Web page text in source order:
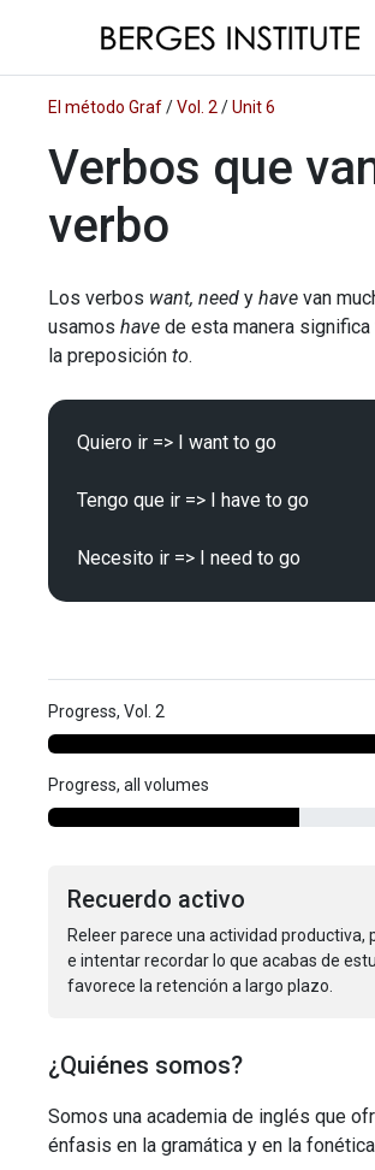
El método Graf/Vol. 2 /Unit 6
Verbos que
verbo
Los verbos want, need y have van
usamos have de esta manera significa
la preposición to.
Quiero ir => I want to go
Tengo que ir => I have to go
Progress, Vol. 2
Progress, all volumes
Recuerdo activo
Releer parece una actividad
e intentar recordar lo que acabas de
favorece la retención a largo plazo.
¿Quiénes somos?
Somos una academia de inglés que
énfasis en la gramática y en la